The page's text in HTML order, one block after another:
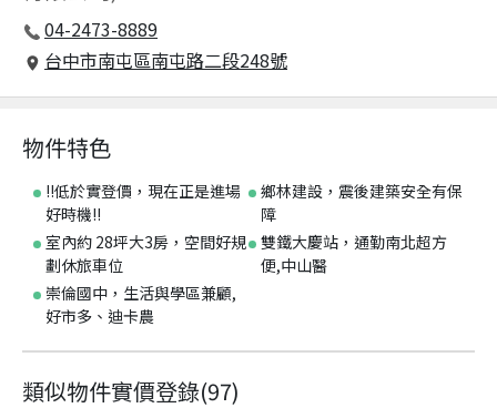
04-2473-8889
台中市南屯區南屯路二段248號
物件特色
!!低於實登價，現在正是進場
好時機!!
鄉林建設，震後建築安全有保
障
室內約 28坪大3房，空間好規
劃休旅車位
雙鐵大慶站，通勤南北超方
便,中山醫
崇倫國中，生活與學區兼顧,
好市多、迪卡農
類似物件實價登錄(97)